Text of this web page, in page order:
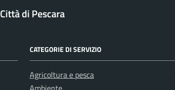
Città di Pescara
CATEGORIE DI SERVIZIO
Agricoltura e pesca